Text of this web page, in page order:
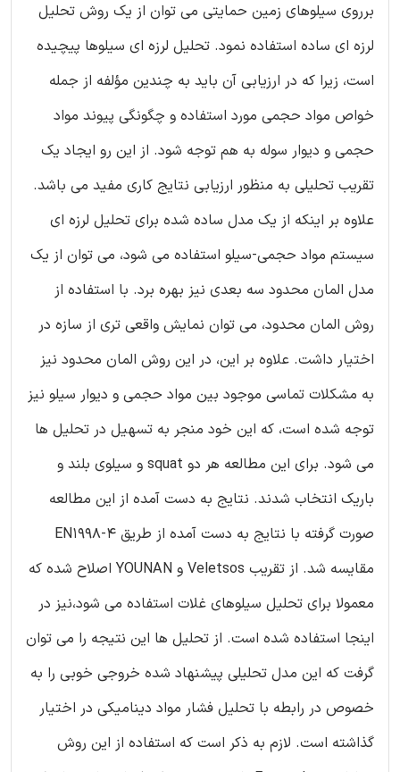
برروی سیلوهای زمین حمایتی می توان از یک روش تحلیل
لرزه ای ساده استفاده نمود. تحلیل لرزه ای سیلوها پیچیده
است، زیرا که در ارزیابی آن باید به چندین مؤلفه از جمله
خواص مواد حجمی مورد استفاده و چگونگی پیوند مواد
حجمی و دیوار سوله به هم توجه شود. از این رو ایجاد یک
تقریب تحلیلی به منظور ارزیابی نتایج کاری مفید می باشد.
علاوه بر اینکه از یک مدل ساده شده برای تحلیل لرزه ای
سیستم مواد حجمی-سیلو استفاده می شود، می توان از یک
مدل المان محدود سه بعدی نیز بهره برد. با استفاده از
روش المان محدود، می توان نمایش واقعی تری از سازه در
اختیار داشت. علاوه بر این، در این روش المان محدود نیز
به مشکلات تماسی موجود بین مواد حجمی و دیوار سیلو نیز
توجه شده است، که این خود منجر به تسهیل در تحلیل ها
می شود. برای این مطالعه هر دو squat و سیلوی بلند و
باریک انتخاب شدند. نتایج به دست آمده از این مطالعه
صورت گرفته با نتایج به دست آمده از طریق EN1998-4
مقایسه شد. از تقریب Veletsos و YOUNAN اصلاح شده که
معمولا برای تحلیل سیلوهای غلات استفاده می شود،نیز در
اینجا استفاده شده است. از تحلیل ها این نتیجه را می توان
گرفت که این مدل تحلیلی پیشنهاد شده خروجی خوبی را به
خصوص در رابطه با تحلیل فشار مواد دینامیکی در اختیار
گذاشته است. لازم به ذکر است که استفاده از این روش